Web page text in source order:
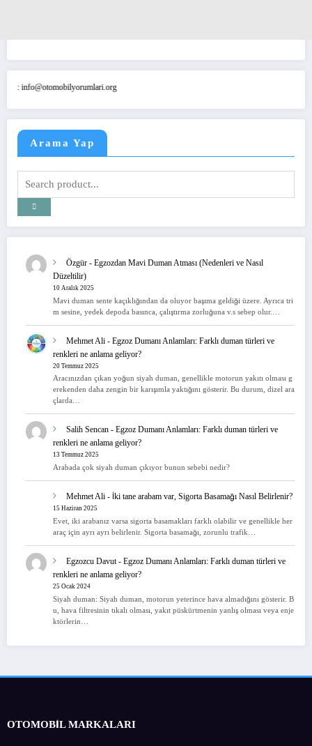
Arama Yap
Özgür - Egzozdan Mavi Duman Atması (Nedenleri ve Nasıl
Düzeltilir)
10 Aralık 2025
Mavi duman sente kaçıklığından da oluyor başıma geldiği üzere. Ayrıca tri
m sesine, yedek depoda basınca, çalıştırma zorluğuna v.s sebep olur.…
Mehmet Ali - Egzoz Dumanı Anlamları: Farklı duman türleri ve
renkleri ne anlama geliyor?
20 Temmuz 2025
Aracınızdan çıkan yoğun siyah duman, genellikle motorun yakıtı olması g
erekenden daha zengin bir karışımla yaktığını gösterir. Bu durum, dizel ara
çlarda…
Salih Sencan - Egzoz Dumanı Anlamları: Farklı duman türleri ve
renkleri ne anlama geliyor?
13 Temmuz 2025
Arabada çok siyah duman çıkıyor bunun sebebi nedir?
Mehmet Ali - İki tane arabam var, Sigorta Basamağı Nasıl Belirlenir?
15 Haziran 2025
Evet, iki arabanız varsa sigorta basamakları farklı olabilir ve genellikle her
araç için ayrı ayrı belirlenir. Sigorta basamağı, zorunlu trafik…
Egzozcu Davut- Egzoz Dumanı Anlamları: Farklı duman türleri ve
renkleri ne anlama geliyor?
25 Ocak 2024
Siyah duman: Siyah duman, motorun yeterince hava almadığını gösterir. B
u, hava filtresinin tıkalı olması, yakıt püskürtmenin yanlış olması veya enje
ktörlerin…
OTOMOBİL MARKALARI